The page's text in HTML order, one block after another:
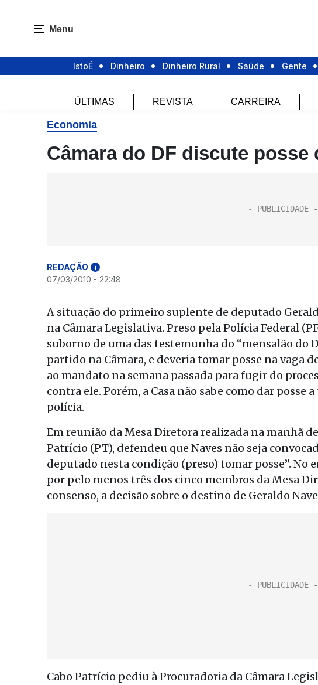
Menu
IstoÉ Dinheiro Dinheiro Rural Saúde Gente
ÚLTIMAS REVISTA CARREIRA
Economia
Câmara do DF discute posse
REDAÇÃO i
07/03/2010 - 22:48
A situação do primeiro suplente de deputado
na Câmara Legislativa. Preso pela Polícia Federal
suborno de uma das testemunha do “mensalão do
partido na Câmara, e deveria tomar posse na vaga
ao mandato na semana passada para fugir do
contra ele. Porém, a Casa não sabe como dar
polícia.
Em reunião da Mesa Diretora realizada na manhã
Patrício (PT), defendeu que Naves não seja
deputado nesta condição (preso) tomar posse”. No
por pelo menos três dos cinco membros da Mesa
consenso, a decisão sobre o destino de Geraldo
Cabo Patrício pediu à Procuradoria da Câmara